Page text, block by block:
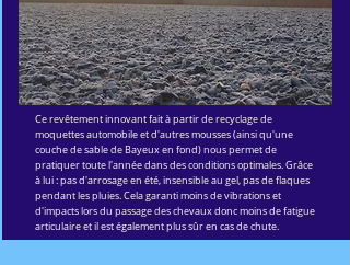
Ce revêtement innovant fait à partir de recyclage de
moquettes automobile et d'autres mousses (ainsi qu'une
couche de sable de Bayeux en fond) nous permet de
pratiquer toute l'année dans des conditions optimales. Grâce
à lui : pas d'arrosage en été, insensible au gel, pas de flaques
pendant les pluies. Cela garanti moins de vibrations et
d'impacts lors du passage des chevaux donc moins de fatigue
articulaire et il est également plus sûr en cas de chute.